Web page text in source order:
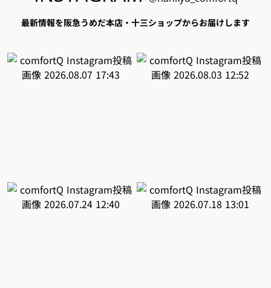
最新情報を阪急うめだ本店・十三ショップからお届けします